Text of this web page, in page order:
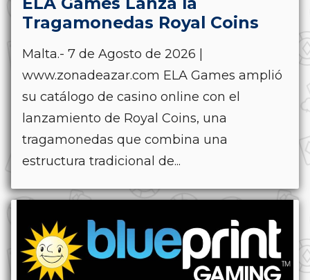
Tragamonedas Royal Coins
Malta.- 7 de Agosto de 2026 |
www.zonadeazar.com ELA Games amplió
su catálogo de casino online con el
lanzamiento de Royal Coins, una
tragamonedas que combina una
estructura tradicional de...